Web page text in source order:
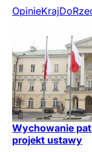
OpinieKraj
Wychowanie
projekt ustawy